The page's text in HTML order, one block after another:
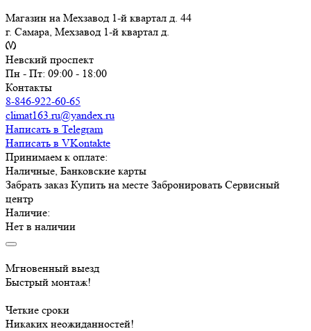
Магазин на Мехзавод 1-й квартал д. 44
г. Самара, Мехзавод 1-й квартал д.
Невский проспект
Пн - Пт: 09:00 - 18:00
Контакты
8-846-922-60-65
climat163.ru@yandex.ru
Написать в Telegram
Написать в VKontakte
Принимаем к оплате:
Наличные, Банковские карты
Забрать заказ Купить на месте Забронировать Сервисный
центр
Наличие:
Нет в наличии
Мгновенный выезд
Быстрый монтаж!
Четкие сроки
Никаких неожиданностей!